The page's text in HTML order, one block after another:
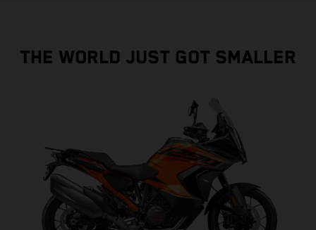
THE WORLD JUST GOT SMALLER